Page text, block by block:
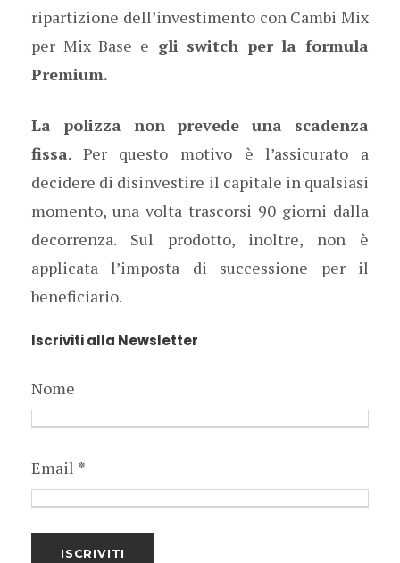
ripartizione dell’investimento con Cambi Mix
per Mix Base e gli switch per la formula
Premium.
La polizza non prevede una scadenza
fissa. Per questo motivo è l’assicurato a
decidere di disinvestire il capitale in qualsiasi
momento, una volta trascorsi 90 giorni dalla
decorrenza. Sul prodotto, inoltre, non è
applicata l’imposta di successione per il
beneficiario.
Iscriviti alla Newsletter
Nome
Email *